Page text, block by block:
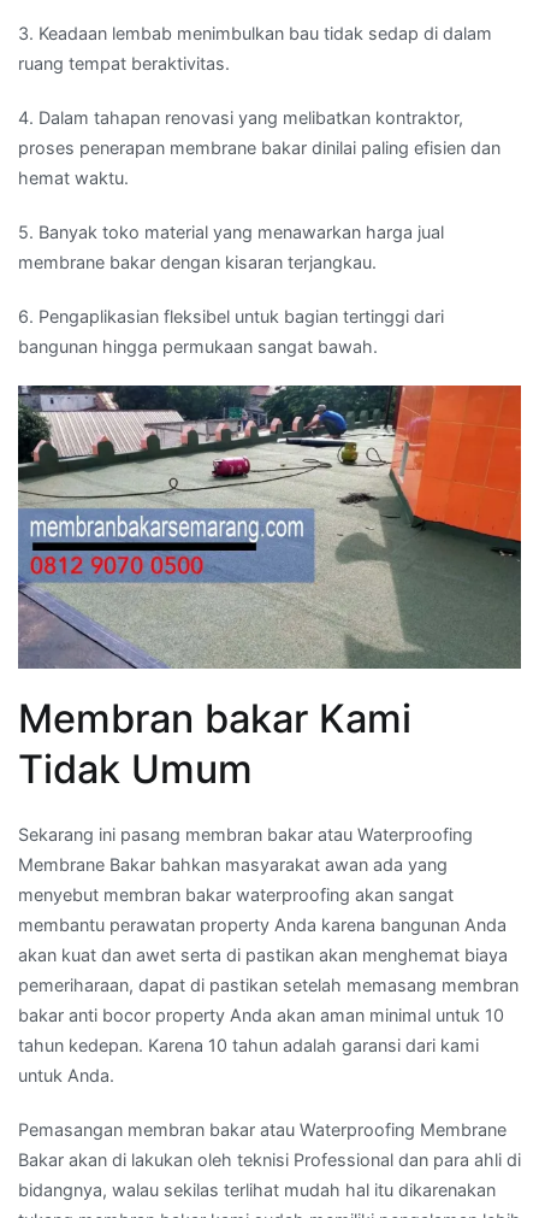
3. Keadaan lembab menimbulkan bau tidak sedap di dalam
ruang tempat beraktivitas.
4. Dalam tahapan renovasi yang melibatkan kontraktor,
proses penerapan membrane bakar dinilai paling efisien dan
hemat waktu.
5. Banyak toko material yang menawarkan harga jual
membrane bakar dengan kisaran terjangkau.
6. Pengaplikasian fleksibel untuk bagian tertinggi dari
bangunan hingga permukaan sangat bawah.
Membran bakar Kami
Tidak Umum
Sekarang ini pasang membran bakar atau Waterproofing
Membrane Bakar bahkan masyarakat awan ada yang
menyebut membran bakar waterproofing akan sangat
membantu perawatan property Anda karena bangunan Anda
akan kuat dan awet serta di pastikan akan menghemat biaya
pemeriharaan, dapat di pastikan setelah memasang membran
bakar anti bocor property Anda akan aman minimal untuk 10
tahun kedepan. Karena 10 tahun adalah garansi dari kami
untuk Anda.
Pemasangan membran bakar atau Waterproofing Membrane
Bakar akan di lakukan oleh teknisi Professional dan para ahli di
bidangnya, walau sekilas terlihat mudah hal itu dikarenakan